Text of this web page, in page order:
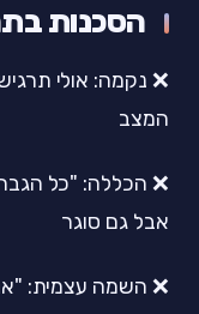
הסכנות
❌ נקמה: אולי
המצב
❌ הכללה: "כל
אבל גם סוגר
❌ השמה עצמית: